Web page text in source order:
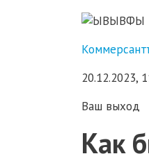
20.12.2023,
Ваш выход
Как